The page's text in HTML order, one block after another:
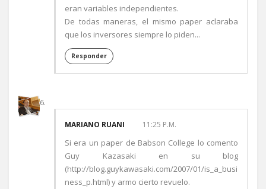
eran variables independientes.
De todas maneras, el mismo paper aclaraba
que los inversores siempre lo piden...
Responder
MARIANO RUANI 11:25 P.M.
Si era un paper de Babson College lo comento
Guy Kazasaki en su blog
(http://blog.guykawasaki.com/2007/01/is_a_busi
ness_p.html) y armo cierto revuelo.